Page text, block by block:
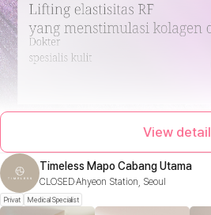
View detail
Timeless Mapo Cabang Utama
CLOSEDAhyeon Station, Seoul
Privat Medical Specialist